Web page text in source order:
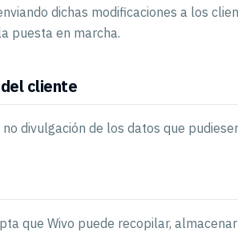
dichas modificaciones a los
puesta en marcha.
cliente
divulgación de los datos que
que Wivo puede recopilar,